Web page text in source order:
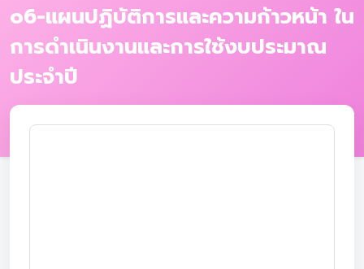
o6-แผนปฏิบัติการและความก้าวหน้า ใน
การดำเนินงานและการใช้งบประมาณ
ประจำปี